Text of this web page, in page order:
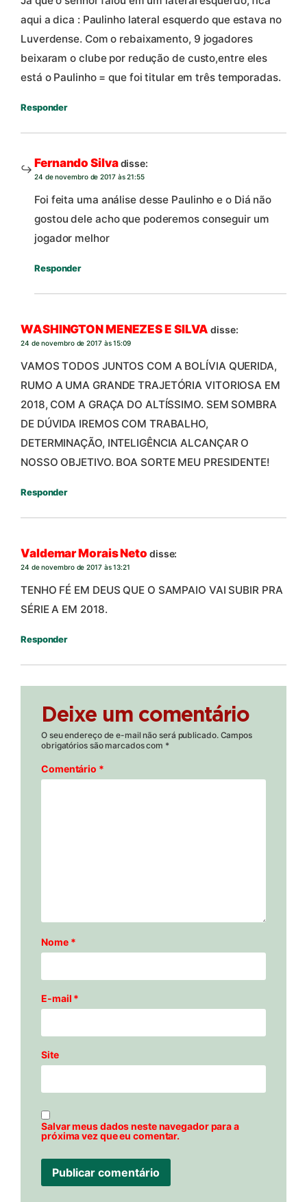
aqui a dica : Paulinho lateral esquerdo que estava no
Luverdense. Com o rebaixamento, 9 jogadores
beixaram o clube por redução de custo,entre eles
está o Paulinho = que foi titular em três temporadas.
Responder
Fernando Silvadisse:
24 de novembro de 2017 às 21:55
Foi feita uma análise desse Paulinho e o Diá não
gostou dele acho que poderemos conseguir um
jogador melhor
Responder
WASHINGTON MENEZES E SILVA disse:
24 de novembro de 2017 às 15:09
VAMOS TODOS JUNTOS COM A BOLÍVIA QUERIDA,
RUMO A UMA GRANDE TRAJETÓRIA VITORIOSA EM
2018, COM A GRAÇA DO ALTÍSSIMO. SEM SOMBRA
DE DÚVIDA IREMOS COM TRABALHO,
DETERMINAÇÃO, INTELIGÊNCIA ALCANÇAR O
NOSSO OBJETIVO. BOA SORTE MEU PRESIDENTE!
Responder
Valdemar Morais Neto disse:
24 de novembro de 2017 às 13:21
TENHO FÉ EM DEUS QUE O SAMPAIO VAI SUBIR PRA
SÉRIE A EM 2018.
Responder
Deixe um comentário
O seu endereço de e-mail não será publicado. Campos
obrigatórios são marcados com *
Comentário *
Nome *
E-mail *
Site
Salvar meus dados neste navegador para a
próxima vez que eu comentar.